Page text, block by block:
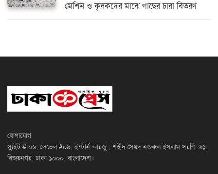
মেশিন ও কৃষকদের মাঝে গাছের চারা বিতরণ
যোগাযোগ
স্যুইট # ০৬, লেভেল #০৯, ইস্টার্ন আরজু , শহীদ সৈয়দ নজরুল ইসলাম সরণি, ৬১,
বিজয়নগর, ঢাকা ১০০০, বাংলাদেশ।